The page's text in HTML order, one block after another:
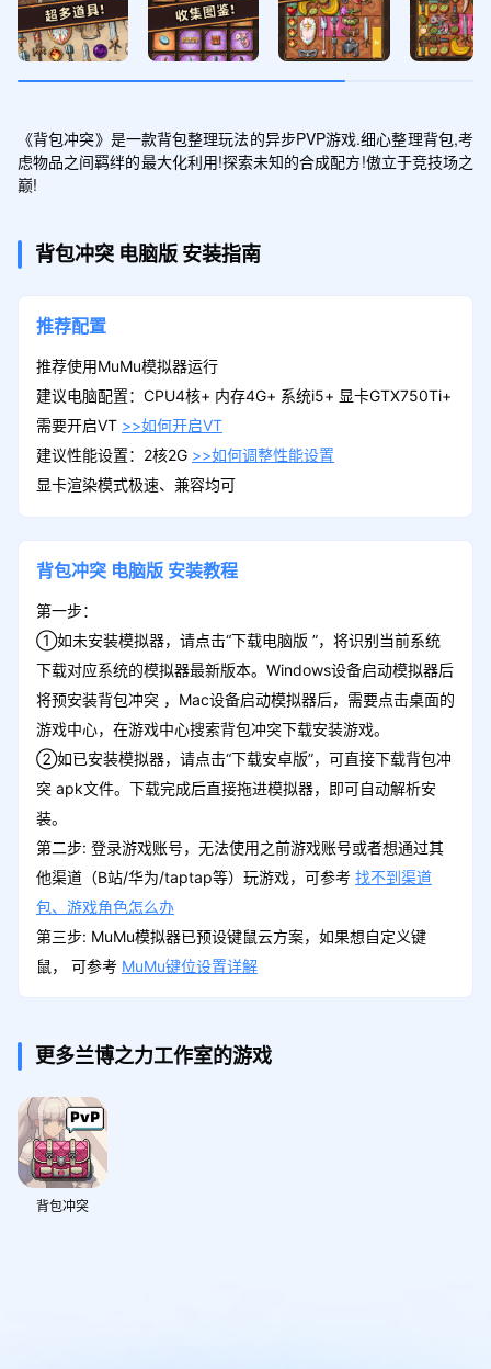
《背包冲突》是一款背包整理玩法的异步PVP游戏.细心整理背包,考
虑物品之间羁绊的最大化利用!探索未知的合成配方!傲立于竞技场之
巅!
背包冲突 电脑版 安装指南
推荐配置
推荐使用MuMu模拟器运行
建议电脑配置：CPU4核+ 内存4G+ 系统i5+ 显卡GTX750Ti+
需要开启VT >>如何开启VT
建议性能设置：2核2G >>如何调整性能设置
显卡渲染模式极速、兼容均可
背包冲突 电脑版 安装教程
第一步：
①如未安装模拟器，请点击“下载电脑版 ”，将识别当前系统
下载对应系统的模拟器最新版本。Windows设备启动模拟器后
将预安装背包冲突 ，Mac设备启动模拟器后，需要点击桌面的
游戏中心，在游戏中心搜索背包冲突下载安装游戏。
②如已安装模拟器，请点击“下载安卓版”，可直接下载背包冲
突 apk文件。下载完成后直接拖进模拟器，即可自动解析安
装。
第二步: 登录游戏账号，无法使用之前游戏账号或者想通过其
他渠道（B站/华为/taptap等）玩游戏，可参考 找不到渠道
包、游戏角色怎么办
第三步: MuMu模拟器已预设键鼠云方案，如果想自定义键
鼠， 可参考 MuMu键位设置详解
更多兰博之力工作室的游戏
背包冲突